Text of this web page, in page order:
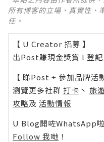
所有博客的立場、真實性、
任。
【 U Creator 招募 】
出Post賺現金獎賞 l 登
【 睇Post + 參加品牌活
瀏覽更多社群 打卡 丶 旅
攻略及 活動情報
U Blog開咗WhatsApp啦
Follow 我哋 ！